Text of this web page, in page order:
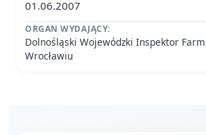
01.06.2007
ORGAN WYDAJĄCY:
Dolnośląski Wojewódzki Inspektor
Wrocławiu